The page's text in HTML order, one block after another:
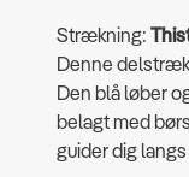
Strækning:
Denne
Den blå løber
belagt med
guider dig